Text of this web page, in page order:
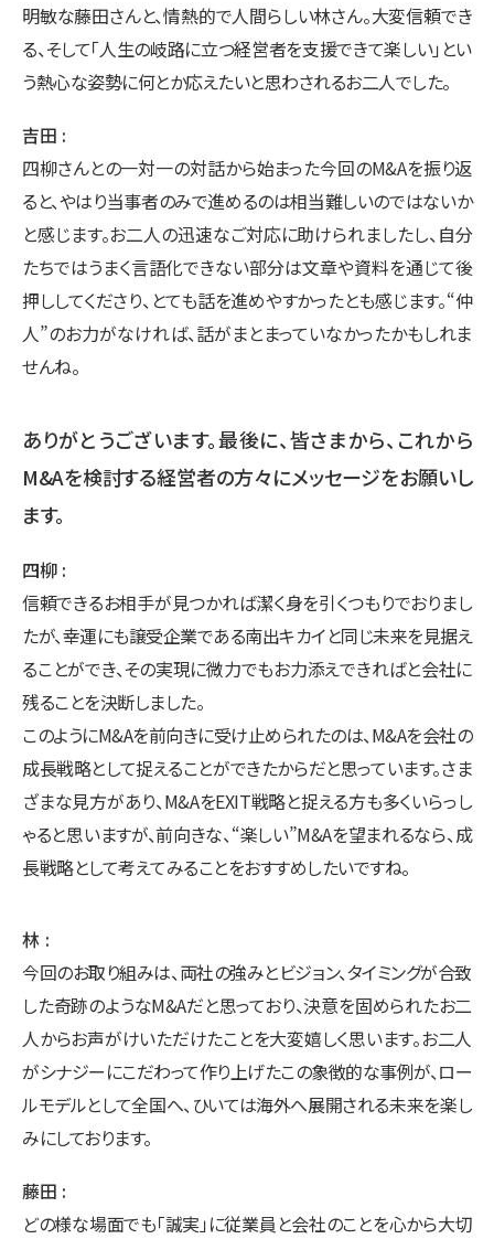
明敏な藤田さんと、情熱的で人間らしい林さん。大変信頼でき
る、そして「人生の岐路に立つ経営者を支援できて楽しい」とい
う熱心な姿勢に何とか応えたいと思わされるお二人でした。
吉田
四柳さんとの一対一の対話から始まった今回のM&Aを振り返
ると、やはり当事者のみで進めるのは相当難しいのではないか
と感じます。お二人の迅速なご対応に助けられましたし、自分
たちではうまく言語化できない部分は文章や資料を通じて後
押ししてくださり、とても話を進めやすかったとも感じます。“仲
人”のお力がなければ、話がまとまっていなかったかもしれま
せんね。
ありがとうございます。最後に、皆さまから、これから
M&Aを検討する経営者の方々にメッセージをお願いし
ます。
四柳
信頼できるお相手が見つかれば潔く身を引くつもりでおりまし
たが、幸運にも譲受企業である南出キカイと同じ未来を見据え
ることができ、その実現に微力でもお力添えできればと会社に
残ることを決断しました。
このようにM&Aを前向きに受け止められたのは、M&Aを会社の
成長戦略として捉えることができたからだと思っています。さま
ざまな見方があり、M&AをEXIT戦略と捉える方も多くいらっし
ゃると思いますが、前向きな、“楽しい”M&Aを望まれるなら、成
長戦略として考えてみることをおすすめしたいですね。
林
今回のお取り組みは、両社の強みとビジョン、タイミングが合致
した奇跡のようなM&Aだと思っており、決意を固められたお二
人からお声がけいただけたことを大変嬉しく思います。お二人
がシナジーにこだわって作り上げたこの象徴的な事例が、ロー
ルモデルとして全国へ、ひいては海外へ展開される未来を楽し
みにしております。
藤田
どの様な場面でも「誠実」に従業員と会社のことを心から大切